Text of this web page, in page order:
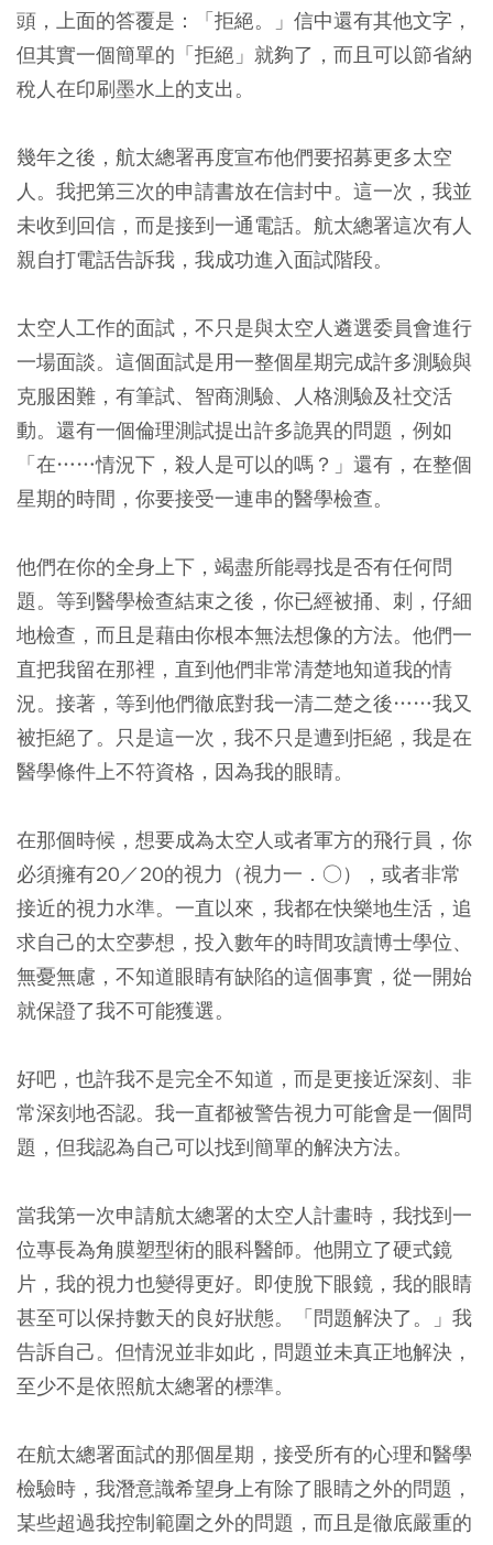
頭，上面的答覆是：「拒絕。」信中還有其他文字，
但其實一個簡單的「拒絕」就夠了，而且可以節省納
稅人在印刷墨水上的支出。
幾年之後，航太總署再度宣布他們要招募更多太空
人。我把第三次的申請書放在信封中。這一次，我並
未收到回信，而是接到一通電話。航太總署這次有人
親自打電話告訴我，我成功進入面試階段。
太空人工作的面試，不只是與太空人遴選委員會進行
一場面談。這個面試是用一整個星期完成許多測驗與
克服困難，有筆試、智商測驗、人格測驗及社交活
動。還有一個倫理測試提出許多詭異的問題，例如
「在……情況下，殺人是可以的嗎？」還有，在整個
星期的時間，你要接受一連串的醫學檢查。
他們在你的全身上下，竭盡所能尋找是否有任何問
題。等到醫學檢查結束之後，你已經被捅、刺，仔細
地檢查，而且是藉由你根本無法想像的方法。他們一
直把我留在那裡，直到他們非常清楚地知道我的情
況。接著，等到他們徹底對我一清二楚之後……我又
被拒絕了。只是這一次，我不只是遭到拒絕，我是在
醫學條件上不符資格，因為我的眼睛。
在那個時候，想要成為太空人或者軍方的飛行員，你
必須擁有20／20的視力（視力一．○），或者非常
接近的視力水準。一直以來，我都在快樂地生活，追
求自己的太空夢想，投入數年的時間攻讀博士學位、
無憂無慮，不知道眼睛有缺陷的這個事實，從一開始
就保證了我不可能獲選。
好吧，也許我不是完全不知道，而是更接近深刻、非
常深刻地否認。我一直都被警告視力可能會是一個問
題，但我認為自己可以找到簡單的解決方法。
當我第一次申請航太總署的太空人計畫時，我找到一
位專長為角膜塑型術的眼科醫師。他開立了硬式鏡
片，我的視力也變得更好。即使脫下眼鏡，我的眼睛
甚至可以保持數天的良好狀態。「問題解決了。」我
告訴自己。但情況並非如此，問題並未真正地解決，
至少不是依照航太總署的標準。
在航太總署面試的那個星期，接受所有的心理和醫學
檢驗時，我潛意識希望身上有除了眼睛之外的問題，
某些超過我控制範圍之外的問題，而且是徹底嚴重的